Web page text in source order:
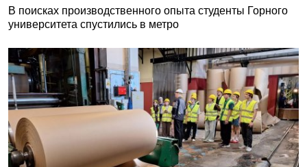
В поисках производственного опыта студенты Горного
университета спустились в метро